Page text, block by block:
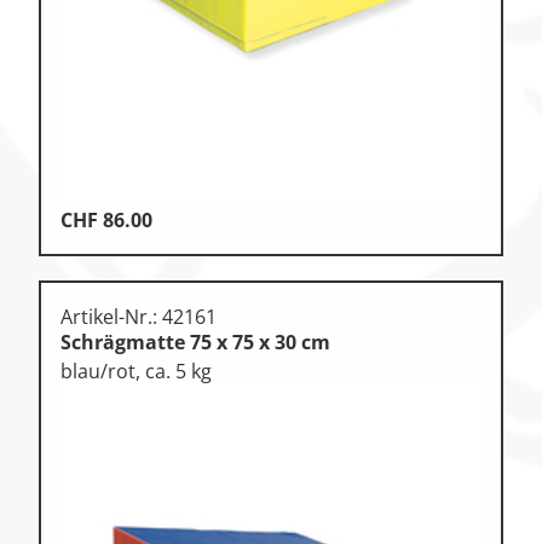
CHF 86.00
Artikel-Nr.: 42161
Schrägmatte 75 x 75 x 30 cm
blau/rot, ca. 5 kg